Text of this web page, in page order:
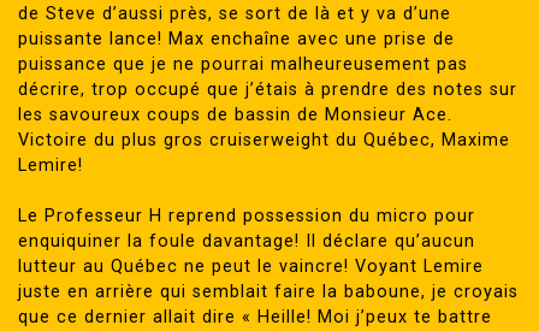
de Steve d’aussi près, se sort de là et y va d’une
puissante lance! Max enchaîne avec une prise de
puissance que je ne pourrai malheureusement pas
décrire, trop occupé que j’étais à prendre des notes sur
les savoureux coups de bassin de Monsieur Ace.
Victoire du plus gros cruiserweight du Québec, Maxime
Lemire!
Le Professeur H reprend possession du micro pour
enquiquiner la foule davantage! Il déclare qu’aucun
lutteur au Québec ne peut le vaincre! Voyant Lemire
juste en arrière qui semblait faire la baboune, je croyais
que ce dernier allait dire « Heille! Moi j’peux te battre